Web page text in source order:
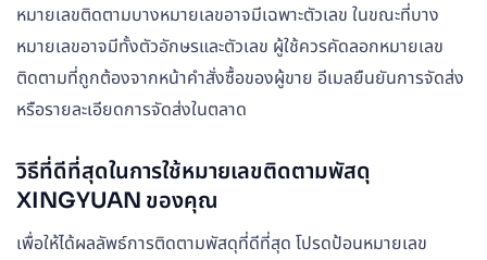
หมายเลขติดตามบางหมายเลขอาจมีเฉพาะตัวเลข ในขณะที่บาง
หมายเลขอาจมีทั้งตัวอักษรและตัวเลข ผู้ใช้ควรคัดลอกหมายเลข
ติดตามที่ถูกต้องจากหน้าคำสั่งซื้อของผู้ขาย อีเมลยืนยันการจัดส่ง
หรือรายละเอียดการจัดส่งในตลาด
วิธีที่ดีที่สุดในการใช้หมายเลขติดตามพัสดุ
XINGYUAN ของคุณ
เพื่อให้ได้ผลลัพธ์การติดตามพัสดุที่ดีที่สุด โปรดป้อนหมายเลข